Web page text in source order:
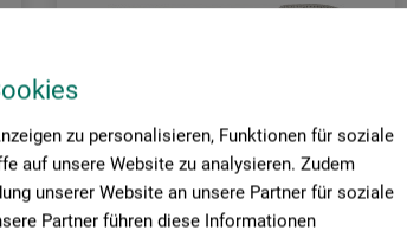
zu personalisieren, Funktionen für soziale
auf unsere Website zu analysieren. Zudem
unserer Website an unsere Partner für soziale
Partner führen diese Informationen